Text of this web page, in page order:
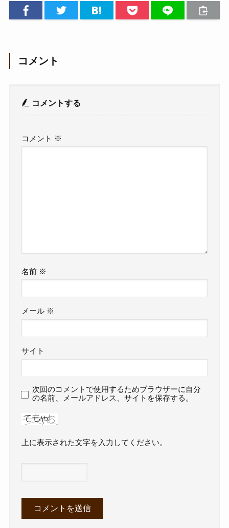
コメント
コメントする
コメント ※
名前 ※
メール ※
サイト
次回のコメントで使用するためブラウザーに自分
の名前、メールアドレス、サイトを保存する。
上に表示された文字を入力してください。